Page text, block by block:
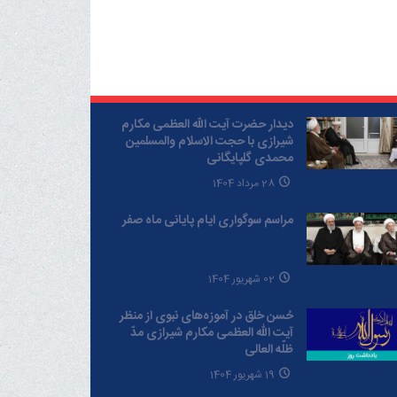
دیدار حضرت آیت الله العظمی مکارم
شیرازی با حجت الاسلام والمسلمین
محمدی گلپایگانی
28 مرداد 1404
مراسم سوگواری ایام پایانی ماه صفر
02 شهریور 1404
حُسن خلق در آموزه‌های نبوی از منظر
آیت الله العظمی مکارم شیرازی مدّ
ظلّه العالی
19 شهریور 1404